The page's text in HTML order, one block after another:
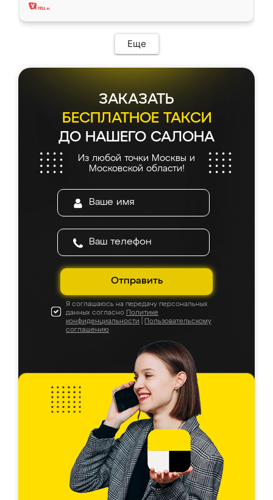
Еще
ЗАКАЗАТЬ
БЕСПЛАТНОЕ ТАКСИ
ДО НАШЕГО САЛОНА
Из любой точки Москвы и
Московской области!
Отправить
Я соглашаюсь на передачу персональных
данных согласно Политике
конфиденциальности
Пользовательскому
соглашению